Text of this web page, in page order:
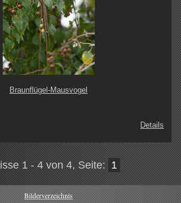
Braunflügel-Mausvogel
Details
1 - 4 von 4, Seite: 1
Bilderverzeichnis